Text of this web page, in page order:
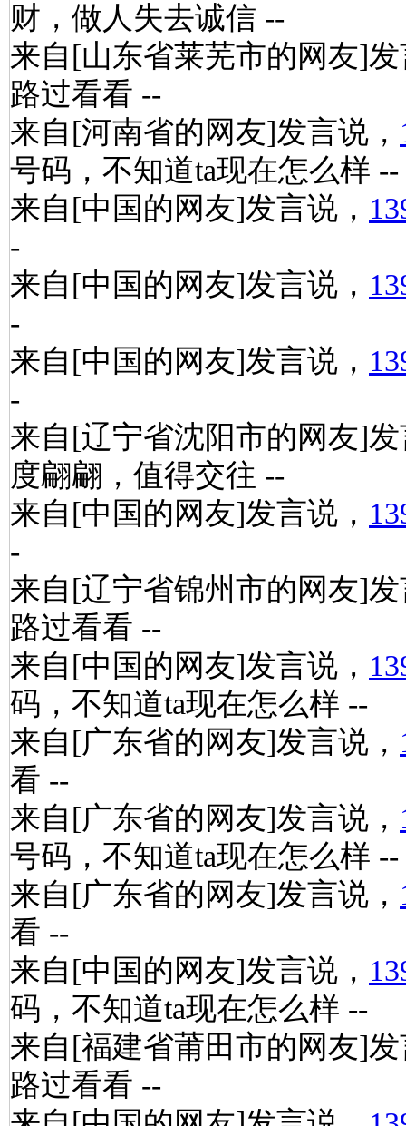
财，做人失去诚信 --
来自[山东省莱芜市的网友]
路过看看 --
来自[河南省的网友]发言说，
号码，不知道ta现在怎么样 --
来自[中国的网友]发言说，
-
来自[中国的网友]发言说，
-
来自[中国的网友]发言说，
-
来自[辽宁省沈阳市的网友]
度翩翩，值得交往 --
来自[中国的网友]发言说，
-
来自[辽宁省锦州市的网友]
路过看看 --
来自[中国的网友]发言说，
码，不知道ta现在怎么样 --
来自[广东省的网友]发言说，
看 --
来自[广东省的网友]发言说，
号码，不知道ta现在怎么样 --
来自[广东省的网友]发言说，
看 --
来自[中国的网友]发言说，
码，不知道ta现在怎么样 --
来自[福建省莆田市的网友]
路过看看 --